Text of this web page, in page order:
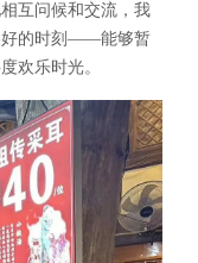
互问候和交流，我
好的时刻——能够暂
欢乐时光。